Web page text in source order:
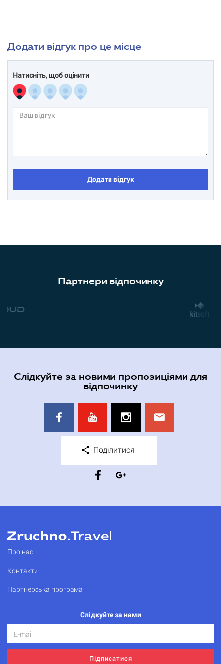
Додати відгук про це місце
Натисніть, щоб оцінити
Додати відгук
Партнери відпочинку
Слідкуйте за новими пропозиціями для
відпочинку
Поділитися
Про нас
Контакти
Партнерська програма
Слідкуйте за нами
Підписатися